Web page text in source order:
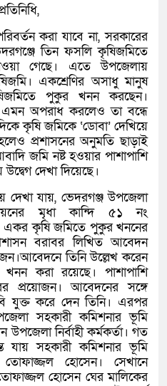
করা যাবে না, সরকারের
তিন ফসলি কৃষিজমিতে
গেছে। এতে উপজেলায়
একশ্রেণির অসাধু মানুষ
পুকুর খনন করছেন।
এমন অপরাধ করলেও তা বন্ধে
কৃষি জমিকে ‘ডোবা’ দেখিয়ে
প্রশাসনের অনুমতি ছাড়াই
জমি নষ্ট হওয়ার পাশাপাশি
দেখা দিয়েছে।
দেখা যায়, ভেদরগঞ্জ উপজেলা
মৃধা কান্দি ৫১ নং
একর কৃষি জমিতে পুকুর খননের
বরাবর লিখিত আবেদন
তিনি উল্লেখ করেন
করা রয়েছে। পাশাপাশি
প্রয়োজন। আবেদনের সঙ্গে
যুক্ত করে দেন তিনি। এরপর
সহকারী কমিশনার ভূমি
উপজেলা নির্বাহী কর্মকর্তা। গত
যায় সহকারী কমিশনার ভূমি
হোসেন। সেখানে
হোসেন ঘের মালিকের